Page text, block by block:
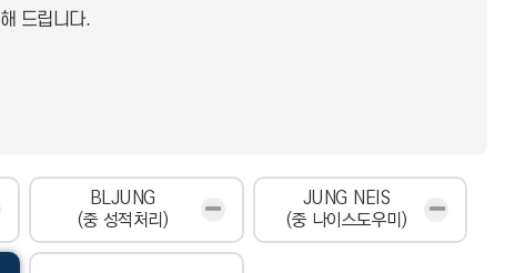
드립니다.
BLJUNG
(중 성적처리)
JUNG NEIS
(중 나이스도우미)